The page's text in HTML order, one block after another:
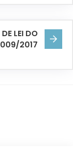
LEI DO
009/2017